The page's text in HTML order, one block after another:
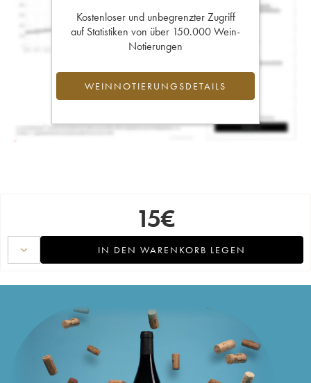
Kostenloser und unbegrenzter Zugriff
auf Statistiken von über 150.000 Wein-
Notierungen
WEINNOTIERUNGSDETAILS
15€
IN DEN WARENKORB LEGEN